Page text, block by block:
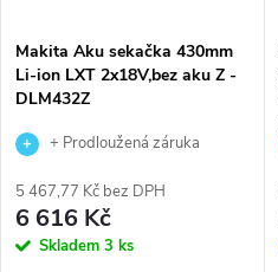
Makita Aku sekačka 430mm
Li-ion LXT 2x18V,bez aku Z -
DLM432Z
+ Prodloužená záruka
5 467,77 Kč bez DPH
6 616 Kč
Skladem 3 ks